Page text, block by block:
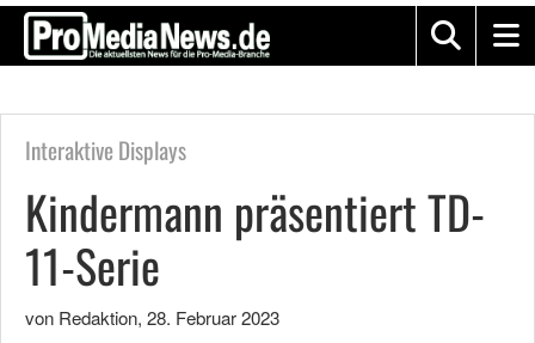
Interaktive Displays
Kindermann präsentiert TD-
11-Serie
von Redaktion, 28. Februar 2023